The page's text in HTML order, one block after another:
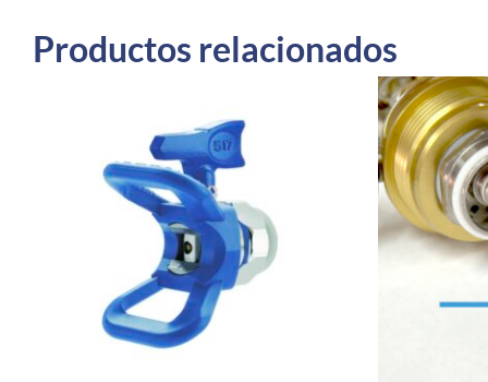
Productos relacionados